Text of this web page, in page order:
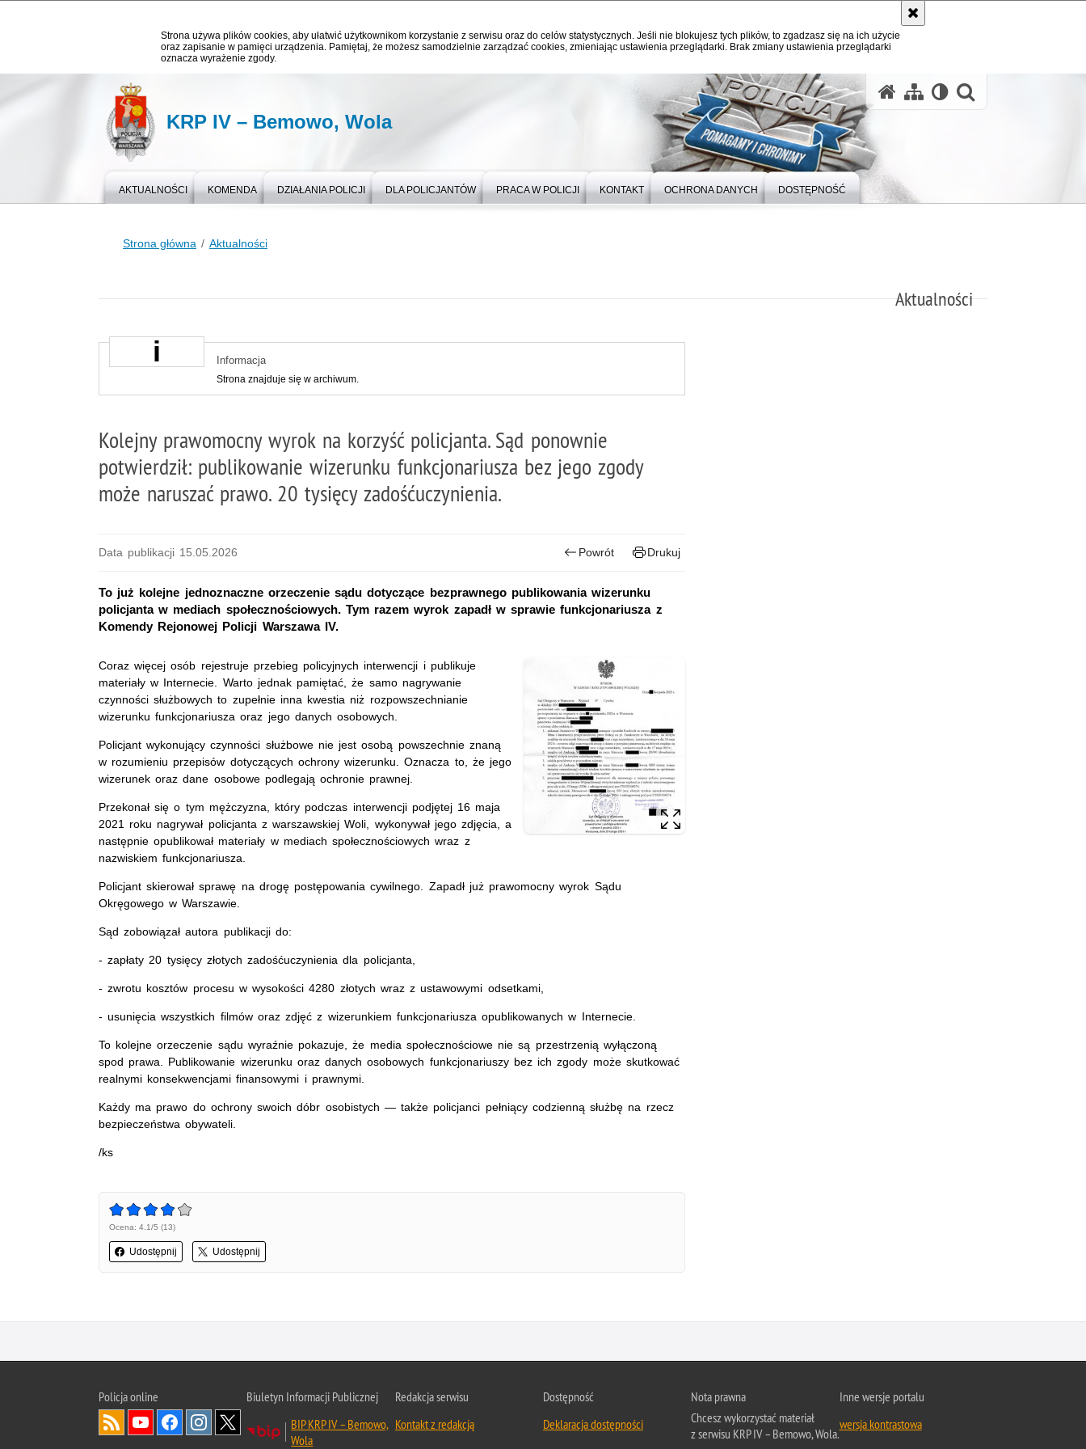
Strona używa plików cookies, aby ułatwić użytkownikom korzystanie z serwisu oraz do celów statystycznych. Jeśli nie blokujesz tych plików, to zgadzasz się na ich użycie
oraz zapisanie w pamięci urządzenia. Pamiętaj, że możesz samodzielnie zarządzać cookies, zmieniając ustawienia przeglądarki. Brak zmiany ustawienia przeglądarki
oznacza wyrażenie zgody.
KRP IV – Bemowo, Wola
AKTUALNOŚCI KOMENDA DZIAŁANIA POLICJI DLA POLICJANTÓW PRACA W POLICJI KONTAKT OCHRONA DANYCH DOSTĘPNOŚĆ
Strona główna Aktualności
Aktualności
Informacja
Strona znajduje się w archiwum.
Kolejny prawomocny wyrok na korzyść policjanta. Sąd ponownie
potwierdził: publikowanie wizerunku funkcjonariusza bez jego zgody
może naruszać prawo. 20 tysięcy zadośćuczynienia.
Data publikacji 15.05.2026 Powrót Drukuj
To już kolejne jednoznaczne orzeczenie sądu dotyczące bezprawnego publikowania wizerunku
policjanta w mediach społecznościowych. Tym razem wyrok zapadł w sprawie funkcjonariusza z
Komendy Rejonowej Policji Warszawa IV.
Coraz więcej osób rejestruje przebieg policyjnych interwencji i publikuje
materiały w Internecie. Warto jednak pamiętać, że samo nagrywanie
czynności służbowych to zupełnie inna kwestia niż rozpowszechnianie
wizerunku funkcjonariusza oraz jego danych osobowych.
Policjant wykonujący czynności służbowe nie jest osobą powszechnie znaną
w rozumieniu przepisów dotyczących ochrony wizerunku. Oznacza to, że jego
wizerunek oraz dane osobowe podlegają ochronie prawnej.
Przekonał się o tym mężczyzna, który podczas interwencji podjętej 16 maja
2021 roku nagrywał policjanta z warszawskiej Woli, wykonywał jego zdjęcia, a
następnie opublikował materiały w mediach społecznościowych wraz z
nazwiskiem funkcjonariusza.
Policjant skierował sprawę na drogę postępowania cywilnego. Zapadł już prawomocny wyrok Sądu
Okręgowego w Warszawie.
Sąd zobowiązał autora publikacji do:
- zapłaty 20 tysięcy złotych zadośćuczynienia dla policjanta,
- zwrotu kosztów procesu w wysokości 4280 złotych wraz z ustawowymi odsetkami,
- usunięcia wszystkich filmów oraz zdjęć z wizerunkiem funkcjonariusza opublikowanych w Internecie.
To kolejne orzeczenie sądu wyraźnie pokazuje, że media społecznościowe nie są przestrzenią wyłączoną
spod prawa. Publikowanie wizerunku oraz danych osobowych funkcjonariuszy bez ich zgody może skutkować
realnymi konsekwencjami finansowymi i prawnymi.
Każdy ma prawo do ochrony swoich dóbr osobistych — także policjanci pełniący codzienną służbę na rzecz
bezpieczeństwa obywateli.
/ks
Ocena: 4.1/5 (13)
Udostępnij Udostępnij
Policja online
Biuletyn Informacji Publicznej
BIP KRP IV – Bemowo,
Wola
Redakcja serwisu
Kontakt z redakcją
Dostępność
Deklaracja dostępności
Nota prawna
Chcesz wykorzystać materiał
z serwisu KRP IV – Bemowo, Wola.
Inne wersje portalu
wersja kontrastowa